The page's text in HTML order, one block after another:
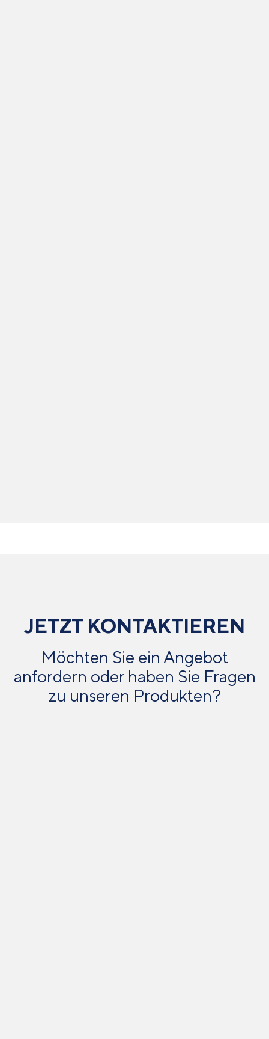
JETZT KONTAKTIEREN
Möchten Sie ein Angebot
anfordern oder haben Sie Fragen
zu unseren Produkten?